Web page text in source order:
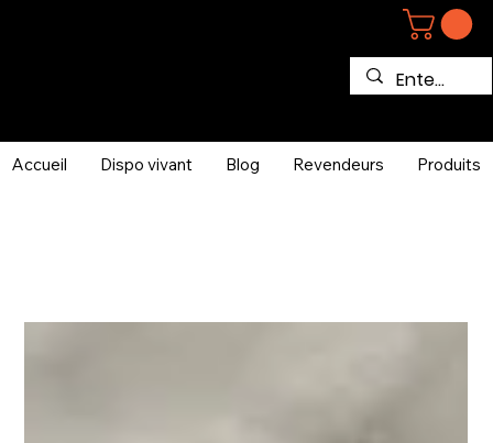
Accueil Dispo vivant Blog Revendeurs Produits